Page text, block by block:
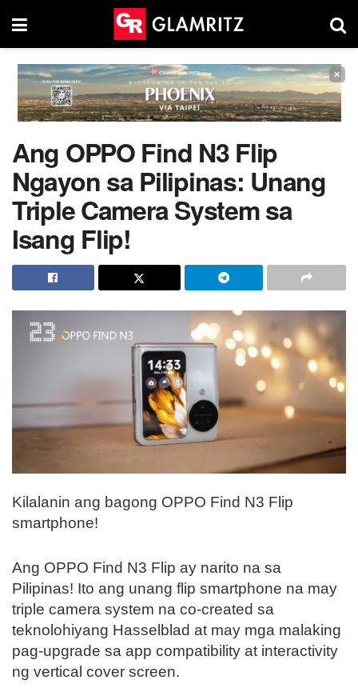
×
Ang OPPO Find N3 Flip
Ngayon sa Pilipinas: Unang
Triple Camera System sa
Isang Flip!
Kilalanin ang bagong OPPO Find N3 Flip
smartphone!
Ang OPPO Find N3 Flip ay narito na sa
Pilipinas! Ito ang unang flip smartphone na may
triple camera system na co-created sa
teknolohiyang Hasselblad at may mga malaking
pag-upgrade sa app compatibility at interactivity
ng vertical cover screen.